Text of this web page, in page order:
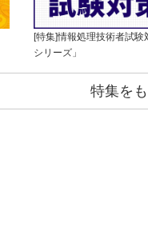
[特集]情報処理技術者試
シリーズ」
特集を